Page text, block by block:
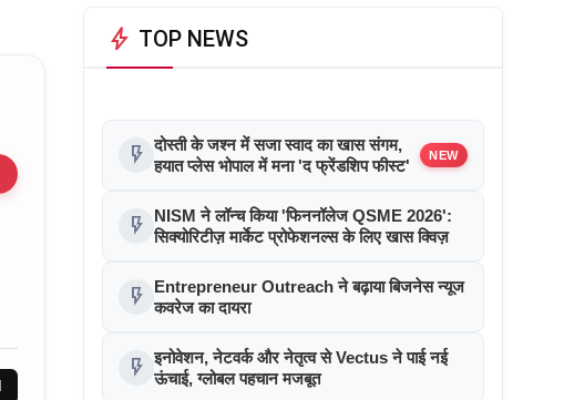
bolt TOP NEWS
flash_on दोस्ती के जश्न में सजा स्वाद का खास संगम,
हयात प्लेस भोपाल में मना 'द फ्रेंडशिप फीस्ट'
NEW
flash_on
NISM ने लॉन्च किया 'फिननॉलेज QSME 2026':
सिक्योरिटीज़ मार्केट प्रोफेशनल्स के लिए खास क्विज़
flash_on
Entrepreneur Outreach ने बढ़ाया बिजनेस न्यूज
कवरेज का दायरा
flash_on इनोवेशन, नेटवर्क और नेतृत्व से Vectus ने पाई नई
ऊंचाई, ग्लोबल पहचान मजबूत